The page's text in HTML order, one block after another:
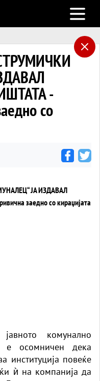
Open
-
со
комунално
е осомничен дека
институција повеќе
ѝ на компанија да